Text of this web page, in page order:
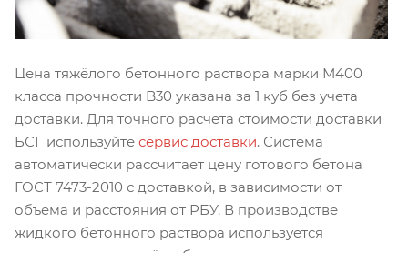
Цена тяжёлого бетонного раствора марки М400
класса прочности B30 указана за 1 куб без учета
доставки. Для точного расчета стоимости доставки
БСГ используйте сервис доставки. Система
автоматически рассчитает цену готового бетона
ГОСТ 7473-2010 с доставкой, в зависимости от
объема и расстояния от РБУ. В производстве
жидкого бетонного раствора используется